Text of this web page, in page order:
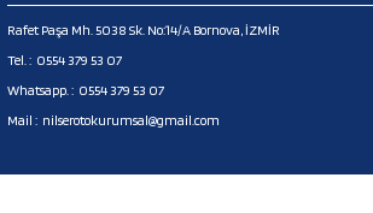
Rafet Paşa Mh. 5038 Sk. No:14/A Bornova, İZMİR
Tel. : 0554 379 53 07
Whatsapp. : 0554 379 53 07
Mail : nilserotokurumsal@gmail.com